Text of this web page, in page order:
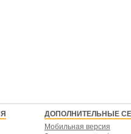
ДОПОЛНИТЕЛЬНЫЕ
Мобильная версия